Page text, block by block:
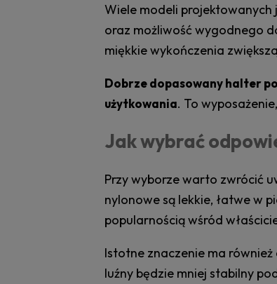
Wiele modeli
oraz możliwość wygodnego
miękkie wykończenia
Dobrze dopasowany halter
użytkowania. To
Jak wybrać
Przy wyborze warto zwrócić
nylonowe są lekkie, łatwe w
popularnością wśród
Istotne znaczenie ma
luźny będzie mniej stabilny